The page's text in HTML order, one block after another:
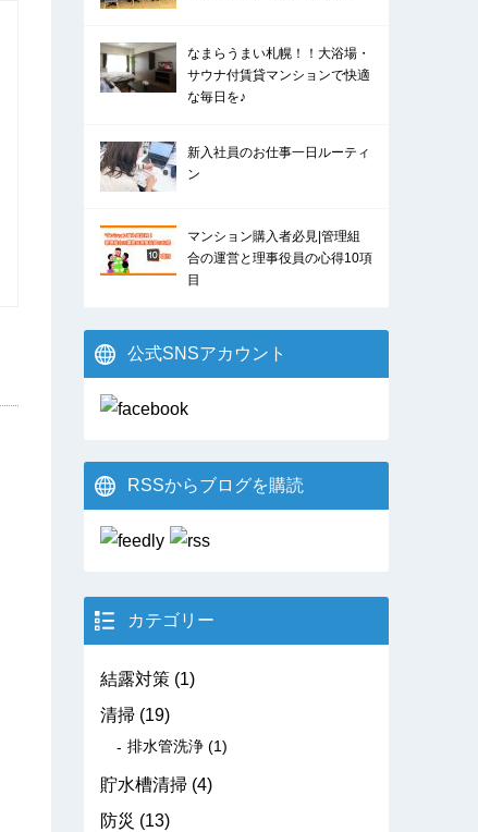
なまらうまい札幌！！大浴場・
サウナ付賃貸マンションで快適
な毎日を♪
新入社員のお仕事一日ルーティ
ン
マンション購入者必見|管理組
合の運営と理事役員の心得10項
目
公式SNSアカウント
RSSからブログを購読
カテゴリー
結露対策 (1)
清掃 (19)
排水管洗浄 (1)
貯水槽清掃 (4)
防災 (13)